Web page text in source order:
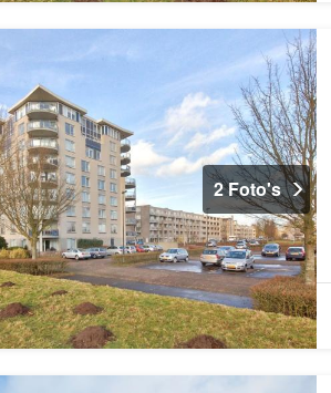
2 Foto's